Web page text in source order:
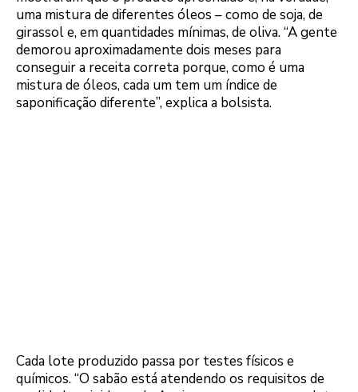
uma mistura de diferentes óleos – como de soja, de
girassol e, em quantidades mínimas, de oliva. “A gente
demorou aproximadamente dois meses para
conseguir a receita correta porque, como é uma
mistura de óleos, cada um tem um índice de
saponificação diferente”, explica a bolsista.
Cada lote produzido passa por testes físicos e
químicos. “O sabão está atendendo os requisitos de